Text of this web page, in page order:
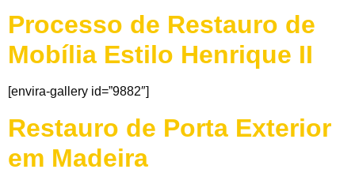
Processo de Restauro de
Mobília Estilo Henrique II
[envira-gallery id=”9882″]
Restauro de Porta Exterior
em Madeira